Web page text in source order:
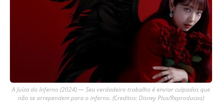
A Juíza do Inferno (2024) — Seu verdadeiro trabalho é enviar culpados que
não se arrependem para o inferno. (Creditos: Disney Plus/Reproducao)